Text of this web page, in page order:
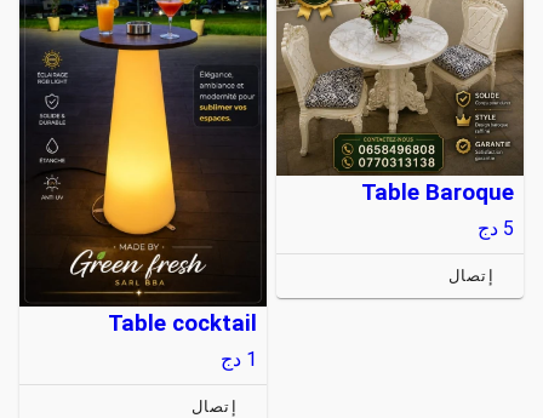
Table Baroque
5 دج
إتصال
Table cocktail
1 دج
إتصال